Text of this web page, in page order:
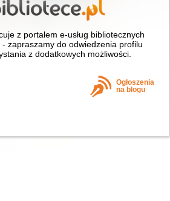
z portalem e-usług bibliotecznych
- zapraszamy do odwiedzenia profilu
z dodatkowych możliwości.
Ogłoszenia
na blogu